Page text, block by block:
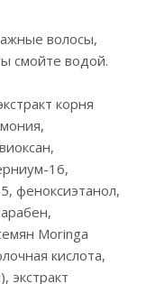
волосы,
смойте водой.
корня
16,
феноксиэтанол,
Moringa
кислота,
экстракт